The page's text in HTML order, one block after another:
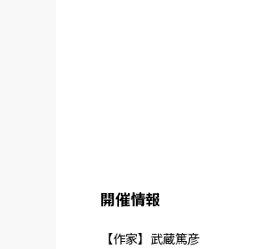
開催情報
【作家】武蔵篤彦